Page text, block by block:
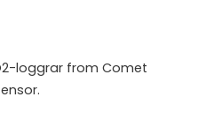
loggrar from Comet